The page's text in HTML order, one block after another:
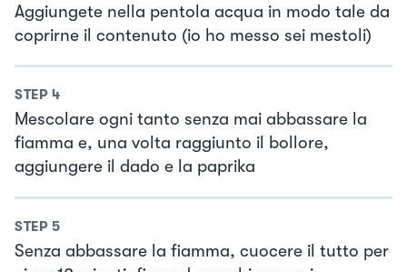
Aggiungete nella pentola acqua in modo tale da
coprirne il contenuto (io ho messo sei mestoli)
STEP 4
Mescolare ogni tanto senza mai abbassare la
fiamma e, una volta raggiunto il bollore,
aggiungere il dado e la paprika
STEP 5
Senza abbassare la fiamma, cuocere il tutto per